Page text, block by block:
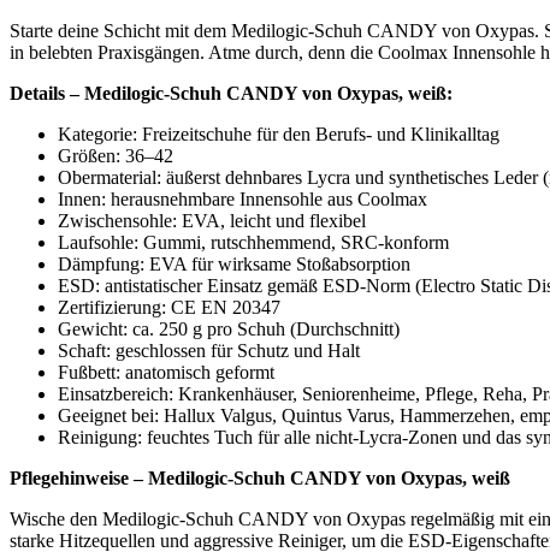
Starte deine Schicht mit dem Medilogic-Schuh CANDY von Oxypas.
in belebten Praxisgängen. Atme durch, denn die Coolmax Innensohle
Details – Medilogic-Schuh CANDY von Oxypas, weiß:
Kategorie: Freizeitschuhe für den Berufs- und Klinikalltag
Größen: 36–42
Obermaterial: äußerst dehnbares Lycra und synthetisches
Innen: herausnehmbare Innensohle aus Coolmax
Zwischensohle: EVA, leicht und flexibel
Laufsohle: Gummi, rutschhemmend, SRC-konform
Dämpfung: EVA für wirksame Stoßabsorption
ESD: antistatischer Einsatz gemäß ESD-Norm (Electro Static
Zertifizierung: CE EN 20347
Gewicht: ca. 250 g pro Schuh (Durchschnitt)
Schaft: geschlossen für Schutz und Halt
Fußbett: anatomisch geformt
Einsatzbereich: Krankenhäuser, Seniorenheime, Pflege, Reha,
Geeignet bei: Hallux Valgus, Quintus Varus, Hammerzehen,
Reinigung: feuchtes Tuch für alle nicht-Lycra-Zonen und das
Pflegehinweise – Medilogic-Schuh CANDY von Oxypas, weiß
Wische den Medilogic-Schuh CANDY von Oxypas regelmäßig mit
starke Hitzequellen und aggressive Reiniger, um die ESD-